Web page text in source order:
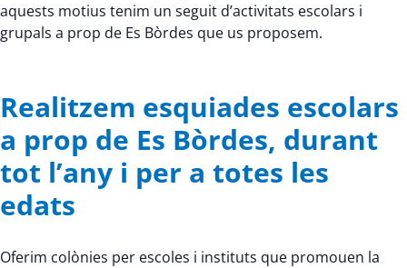
aquests motius tenim un seguit d’activitats escolars i
grupals a prop de Es Bòrdes que us proposem.
Realitzem esquiades escolars
a prop de Es Bòrdes, durant
tot l’any i per a totes les
edats
Oferim colònies per escoles i instituts que promouen la